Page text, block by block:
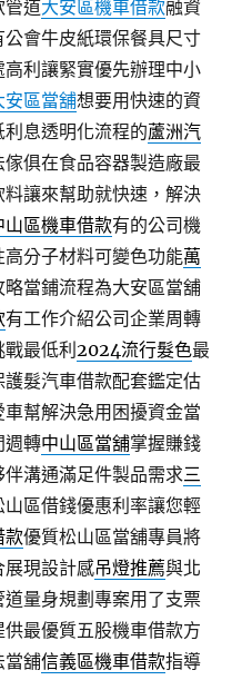
管道大安區機車借款融資
會牛皮紙環保餐具尺寸
高利讓緊實優先辦理中小
安區當舖想要用快速的資
息透明化流程的蘆洲汽
俱在食品容器製造廠最
料讓來幫助就快速，解決
山區機車借款有的公司機
分子材料可變色功能萬
當鋪流程為大安區當舖
有工作介紹公司企業周轉
戰最低利2024流行髮色最
髮汽車借款配套鑑定估
車幫解決急用困擾資金當
週轉中山區當舖掌握賺錢
溝通滿足件製品需求三
區借錢優惠利率讓您輕
款優質松山區當舖專員將
展現設計感吊燈推薦與北
量身規劃專案用了支票
供最優質五股機車借款方
當舖信義區機車借款指導